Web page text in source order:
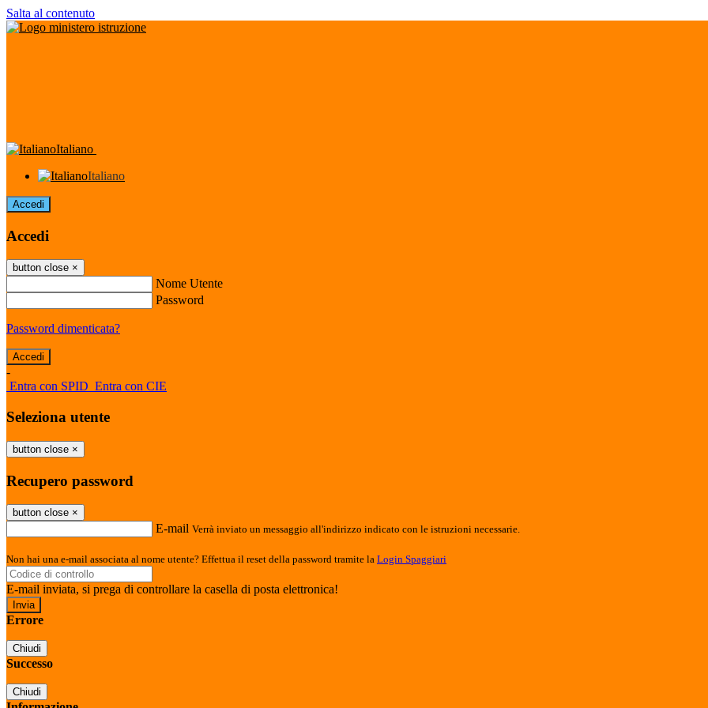
Salta al contenuto
Italiano
Italiano
Accedi
Accedi
button close ×
Nome Utente
Password
Password dimenticata?
-
Entra con SPID Entra con CIE
Seleziona utente
button close ×
Recupero password
button close ×
E-mail Verrà inviato un messaggio all'indirizzo indicato con le istruzioni necessarie.
Non hai una e-mail associata al nome utente? Effettua il reset della password tramite la Login Spaggiari
E-mail inviata, si prega di controllare la casella di posta elettronica!
Errore
Chiudi
Successo
Chiudi